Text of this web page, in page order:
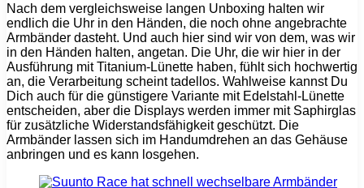
Nach dem vergleichsweise langen Unboxing halten wir
endlich die Uhr in den Händen, die noch ohne angebrachte
Armbänder dasteht. Und auch hier sind wir von dem, was wir
in den Händen halten, angetan. Die Uhr, die wir hier in der
Ausführung mit Titanium-Lünette haben, fühlt sich hochwertig
an, die Verarbeitung scheint tadellos. Wahlweise kannst Du
Dich auch für die günstigere Variante mit Edelstahl-Lünette
entscheiden, aber die Displays werden immer mit Saphirglas
für zusätzliche Widerstandsfähigkeit geschützt. Die
Armbänder lassen sich im Handumdrehen an das Gehäuse
anbringen und es kann losgehen.